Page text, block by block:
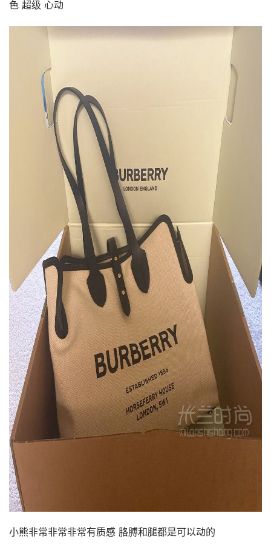
色 超级 心动
小熊非常非常非常有质感 胳膊和腿都是可以动的